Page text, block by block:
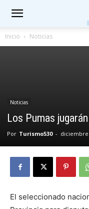
Inicio Noticias
Noticias
Los Pumas
Por Turismo530 - diciembre
El seleccionado